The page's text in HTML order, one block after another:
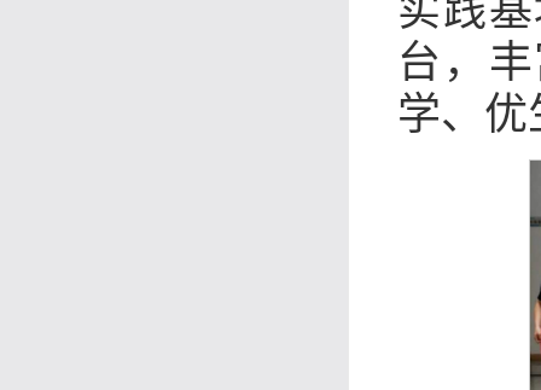
实践
台，
学、